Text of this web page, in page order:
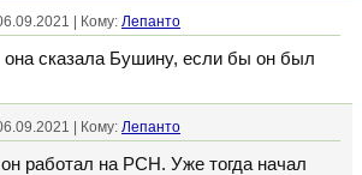
| Кому: Лепанто
она сказала Бушину, если бы он был
| Кому: Лепанто
работал на РСН. Уже тогда начал